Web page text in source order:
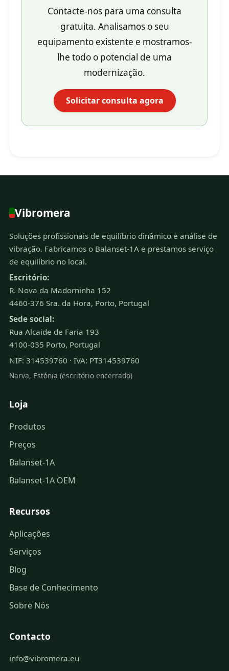
Contacte-nos para uma consulta
gratuita. Analisamos o seu
equipamento existente e mostramos-
lhe todo o potencial de uma
modernização.
Solicitar consulta agora
Vibromera
Soluções profissionais de equilíbrio dinâmico e análise de
vibração. Fabricamos o Balanset-1A e prestamos serviço
de equilíbrio no local.
Escritório:
R. Nova da Madorninha 152
4460-376 Sra. da Hora, Porto, Portugal
Sede social:
Rua Alcaide de Faria 193
4100-035 Porto, Portugal
NIF: 314539760 · IVA: PT314539760
Narva, Estónia (escritório encerrado)
Loja
Produtos
Preços
Balanset-1A
Balanset-1A OEM
Recursos
Aplicações
Serviços
Blog
Base de Conhecimento
Sobre Nós
Contacto
info@vibromera.eu